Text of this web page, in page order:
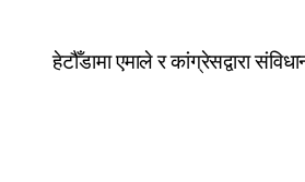
हेटौँडामा एमाले र कांग्रेसद्वारा